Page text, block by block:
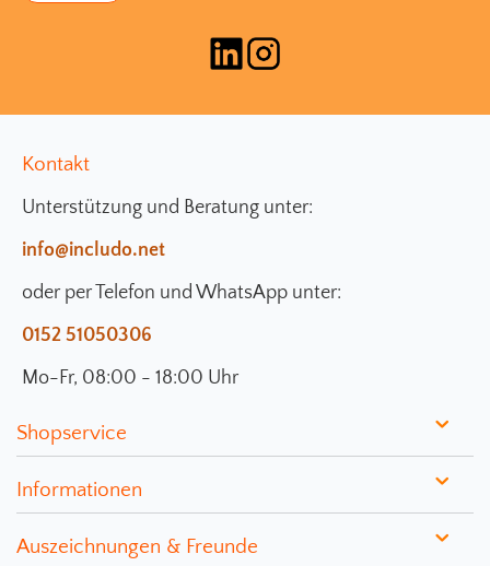
Kontakt
Unterstützung und Beratung unter:
info@includo.net
oder per Telefon und WhatsApp unter:
0152 51050306
Mo-Fr, 08:00 - 18:00 Uhr
Shopservice
Informationen
Auszeichnungen & Freunde